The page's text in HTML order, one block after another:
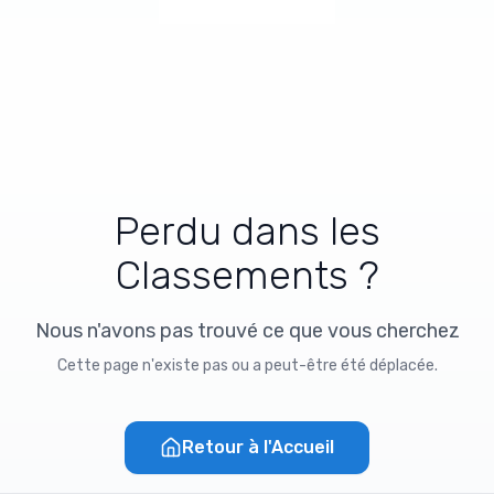
Perdu dans les
Classements ?
Nous n'avons pas trouvé ce que vous cherchez
Cette page n'existe pas ou a peut-être été déplacée.
Retour à l'Accueil